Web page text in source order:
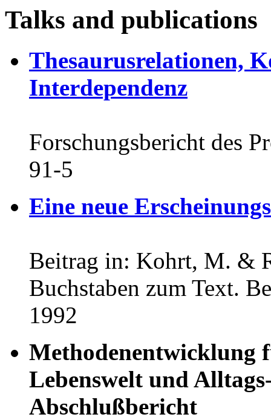
Talks and publications
Thesaurusrelationen,
Interdependenz
Forschungsbericht des
91-5
Eine neue
Beitrag in: Kohrt, M. &
Buchstaben zum Text.
1992
Methodenentwicklung
Lebenswelt und
Abschlußbericht